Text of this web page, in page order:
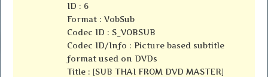
ID : 6
Format : VobSub
Codec ID : S_VOBSUB
Codec ID/Info : Picture based subtitle
format used on DVDs
Title : [SUB THAI FROM DVD MASTER]